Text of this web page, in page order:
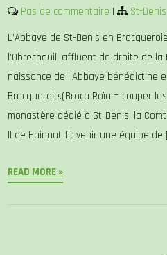
Pas de commentaire |
St-Denis
L’Abbaye de St-Denis en
l’Obrecheuil, affluent de droite de la
naissance de l’Abbaye bénédictine
Brocqueroie.(Broca Roïa = couper
monastère dédié à St-Denis, la
II de Hainaut fit venir une équipe de
READ MORE »